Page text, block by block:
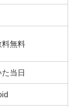
料無料
当日